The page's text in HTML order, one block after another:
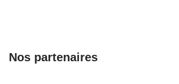
Nos partenaires